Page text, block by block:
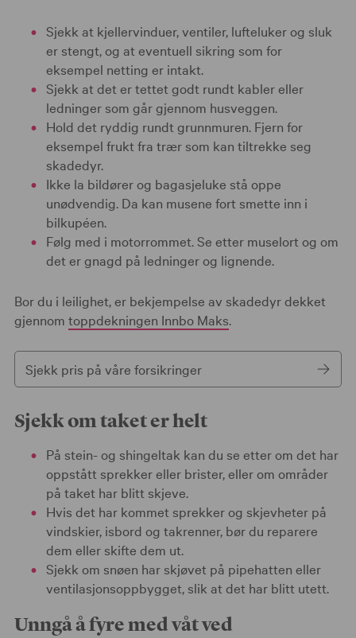
Sjekk at kjellervinduer, ventiler, lufteluker og sluk
er stengt, og at eventuell sikring som for
eksempel netting er intakt.
Sjekk at det er tettet godt rundt kabler eller
ledninger som går gjennom husveggen.
Hold det ryddig rundt grunnmuren. Fjern for
eksempel frukt fra trær som kan tiltrekke seg
skadedyr.
Ikke la bildører og bagasjeluke stå oppe
unødvendig. Da kan musene fort smette inn i
bilkupéen.
Følg med i motorrommet. Se etter muselort og om
det er gnagd på ledninger og lignende.
Bor du i leilighet, er bekjempelse av skadedyr dekket
gjennom toppdekningen Innbo Maks.
Sjekk pris på våre forsikringer
Sjekk om taket er helt
På stein- og shingeltak kan du se etter om det har
oppstått sprekker eller brister, eller om områder
på taket har blitt skjeve.
Hvis det har kommet sprekker og skjevheter på
vindskier, isbord og takrenner, bør du reparere
dem eller skifte dem ut.
Sjekk om snøen har skjøvet på pipehatten eller
ventilasjonsoppbygget, slik at det har blitt utett.
Unngå å fyre med våt ved